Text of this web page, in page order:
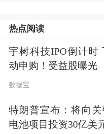
热点阅读
宇树科技IPO倒计时
动申购！受益股曝光
数据宝
特朗普宣布：将向
电池项目投资30亿美